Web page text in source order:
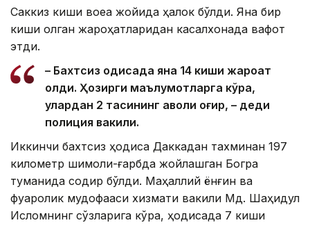
Саккиз киши воқеа жойида ҳалок бўлди. Яна бир
киши олган жароҳатларидан касалхонада вафот
этди.
– Бахтсиз ҳодисада яна 14 киши жароҳат
олди. Ҳозирги маълумотларга кўра,
улардан 2 тасининг аҳволи оғир, – деди
полиция вакили.
Иккинчи бахтсиз ҳодиса Даккадан тахминан 197
километр шимоли-ғарбда жойлашган Богра
туманида содир бўлди. Маҳаллий ёнғин ва
фуқаролик мудофааси хизмати вакили Мд. Шаҳидул
Исломнинг сўзларига кўра, ҳодисада 7 киши